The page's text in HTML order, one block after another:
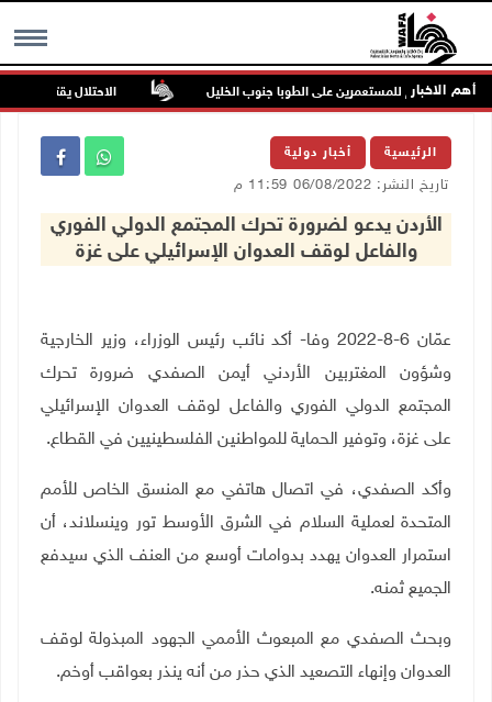
MENU أهم الاخبار
في هجوم للمستعمرين على الطوبا جنوب الخليل الاحتلال يقتحم عورتا
الرئيسية أخبار دولية
تاريخ النشر: 06/08/2022 11:59 م
الأردن يدعو لضرورة تحرك المجتمع الدولي الفوري
والفاعل لوقف العدوان الإسرائيلي على غزة
عمّان 6-8-2022 وفا- أكد نائب رئيس الوزراء، وزير الخارجية
وشؤون المغتربين الأردني أيمن الصفدي ضرورة تحرك
المجتمع الدولي الفوري والفاعل لوقف العدوان الإسرائيلي
على غزة، وتوفير الحماية للمواطنين الفلسطينيين في القطاع.
وأكد الصفدي، في اتصال هاتفي مع المنسق الخاص للأمم
المتحدة لعملية السلام في الشرق الأوسط تور وينسلاند، أن
استمرار العدوان يهدد بدوامات أوسع من العنف الذي سيدفع
الجميع ثمنه.
وبحث الصفدي مع المبعوث الأممي الجهود المبذولة لوقف
العدوان وإنهاء التصعيد الذي حذر من أنه ينذر بعواقب أوخم.